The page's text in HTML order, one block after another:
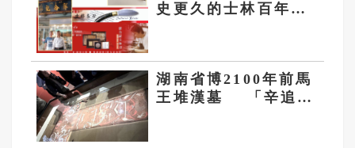
史更久的士林百年製
湖南省博2100年前馬
王堆漢墓 「辛追夫